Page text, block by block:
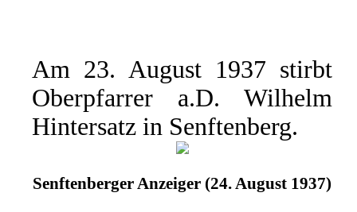
Am 23. August 1937 stirbt
Oberpfarrer a.D. Wilhelm
Hintersatz in Senftenberg.
Senftenberger Anzeiger (24. August 1937)